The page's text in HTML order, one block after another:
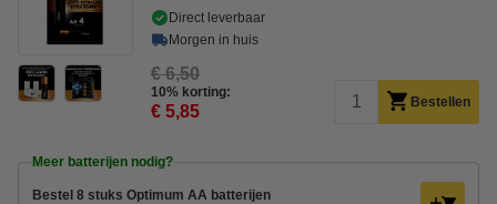
Direct leverbaar
Morgen in huis
€ 6,50
10% korting:
€ 5,85 Bestellen
Meer batterijen nodig?
Bestel 8 stuks Optimum AA batterijen